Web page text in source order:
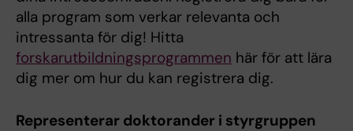
alla program som verkar relevanta och
intressanta för dig! Hitta
forskarutbildningsprogrammen här för att lära
dig mer om hur du kan registrera dig.
Representerar doktorander i styrgruppen